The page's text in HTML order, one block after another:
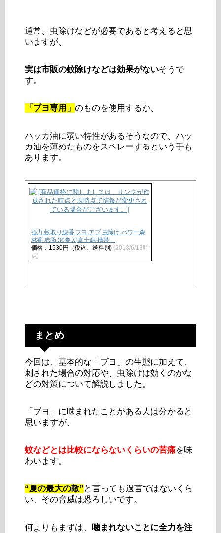
通常、虫除けなどが必要であると考えると思
いますが、
実は市販の蚊除けなどは効果がないそうで
す。
「ブヨ専用」 のものを使用するか、
ハッカ油に弱い特性があるそうなので、ハッ
カ油を薄めたものをスペレーするという手も
あります。
強力 蚊取り線香 ブヨ アブ 虫除け パワー森
林香 赤函 30巻入[富士錦 携帯…
価格：1530円（税込、送料別) (2018/6/13時
点)
まとめ
今回は、基本的な「ブヨ」の生態に加えて、
刺された場合の対応や、虫除けは効くのかな
どの対策について解説しました。
「ブヨ」に噛まれたことがある人は分かると
思いますが、
蚊などとは比較にならないくらいの苦痛を味
わいます。
“夏の最大の敵” と言っても過言ではないくら
い、その脅威は恐ろしいです。
何よりもまずは、 噛まれないことに全力を注